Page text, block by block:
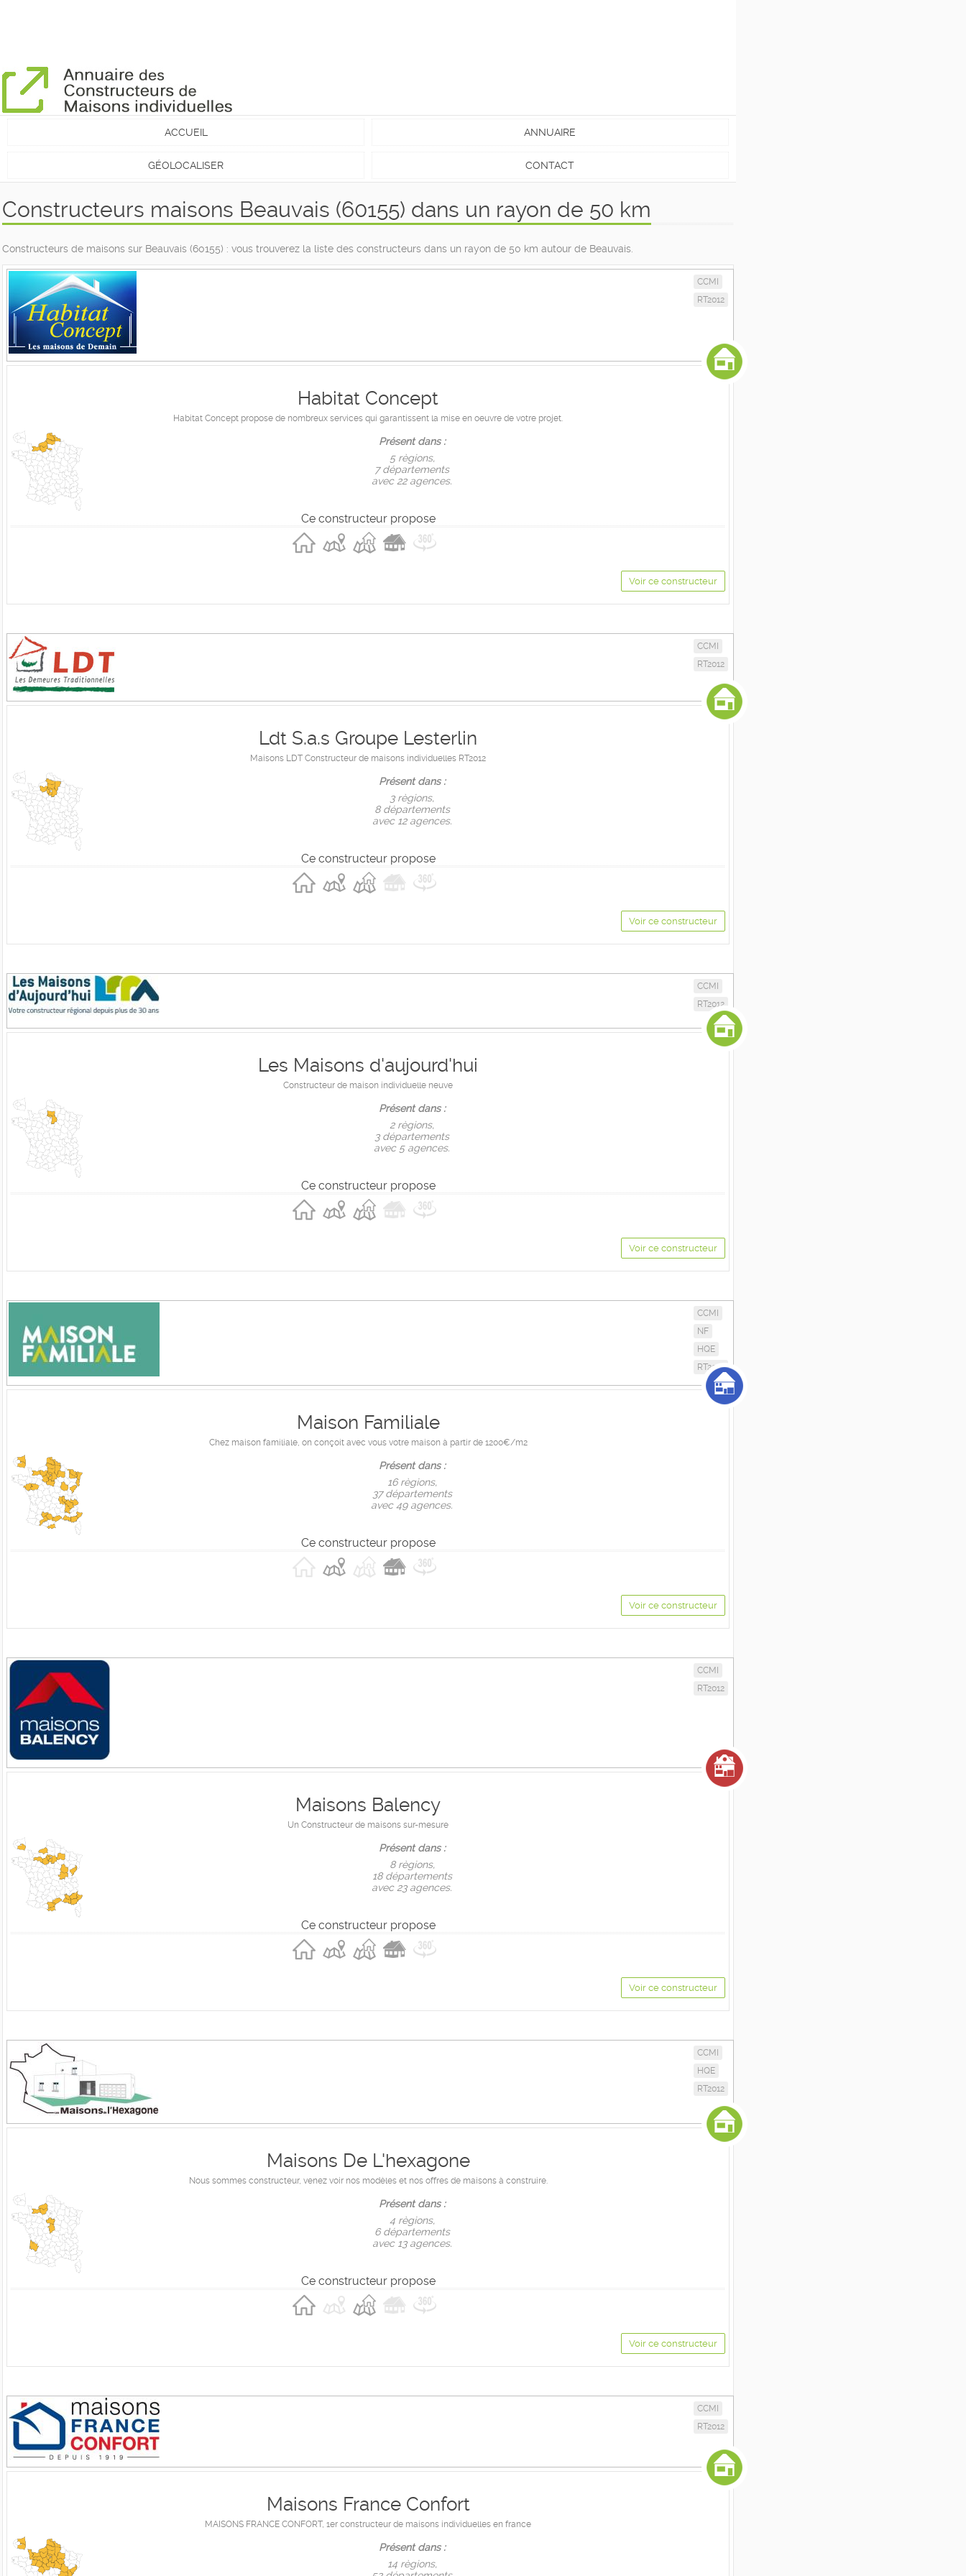
ACCUEIL ANNUAIRE
GÉOLOCALISER CONTACT
Constructeurs maisons Beauvais (60155) dans un rayon de 50 km
Constructeurs de maisons sur Beauvais (60155) : vous trouverez la liste des constructeurs dans un rayon de 50 km autour de Beauvais.
CCMI
RT2012
Habitat Concept
Habitat Concept propose de nombreux services qui garantissent la mise en oeuvre de votre projet.
Présent dans :
5 règions,
7 départements
avec 22 agences.
Ce constructeur propose
Voir ce constructeur
CCMI
RT2012
Ldt S.a.s Groupe Lesterlin
Maisons LDT Constructeur de maisons individuelles RT2012
Présent dans :
3 règions,
8 départements
avec 12 agences.
Ce constructeur propose
Voir ce constructeur
CCMI
RT2012
Les Maisons d'aujourd'hui
Constructeur de maison individuelle neuve
Présent dans :
2 règions,
3 départements
avec 5 agences.
Ce constructeur propose
Voir ce constructeur
CCMI
NF
HQE
RT2012
Maison Familiale
Chez maison familiale, on conçoit avec vous votre maison à partir de 1200€/m2
Présent dans :
16 règions,
37 départements
avec 49 agences.
Ce constructeur propose
Voir ce constructeur
CCMI
RT2012
Maisons Balency
Un Constructeur de maisons sur-mesure
Présent dans :
8 règions,
18 départements
avec 23 agences.
Ce constructeur propose
Voir ce constructeur
CCMI
HQE
RT2012
Maisons De L'hexagone
Nous sommes constructeur, venez voir nos modèles et nos offres de maisons à construire.
Présent dans :
4 règions,
6 départements
avec 13 agences.
Ce constructeur propose
Voir ce constructeur
CCMI
RT2012
Maisons France Confort
MAISONS FRANCE CONFORT, 1er constructeur de maisons individuelles en france
Présent dans :
14 règions,